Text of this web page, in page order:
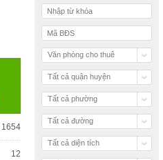
1654
12
Văn phòng cho thuê
Tất cả quận huyện
Tất cả phường
Tất cả đường
Tất cả diện tích